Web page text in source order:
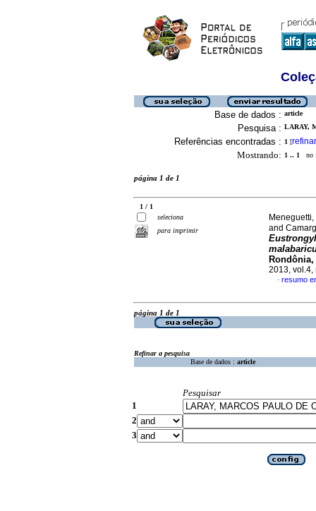
Base de dados : article
Pesquisa : LARAY,
Referências encontradas : 1 [refinar
Mostrando: 1 .. 1 no
página 1 de 1
1 / 1
seleciona
para imprimir
and
2013, vol.4,
· resumo
página 1 de 1
Refinar a pesquisa
Base de dados : article
Pesquisar
1
2
3